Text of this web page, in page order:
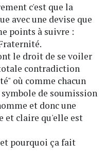
c'est que la
avec une devise que
points à suivre :
le droit de se voiler
contradiction
où comme chacun
de soumission
et donc une
et claire qu'elle est
pourquoi ça fait